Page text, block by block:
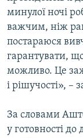
минулої ночі
важчим, ніж
постараюся
гарантувати,
можливо. Це
і рішучості», –
За словами
у готовності до